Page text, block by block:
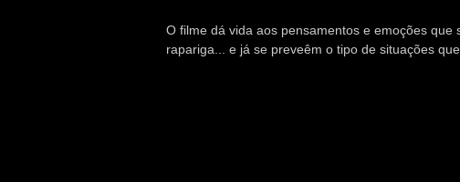
O filme dá vida aos pensamentos e emoções
rapariga... e já se preveêm o tipo de situações